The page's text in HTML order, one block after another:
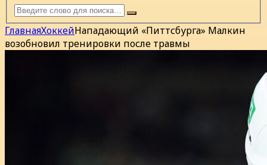
ГлавнаяХоккейНападающий «Питтсбурга» Малкин
возобновил тренировки после травмы